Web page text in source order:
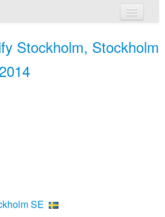
Stockholm, Stockholm
SE